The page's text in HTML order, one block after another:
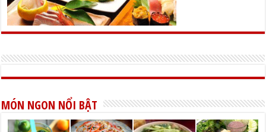
MÓN NGON NỔI BẬT